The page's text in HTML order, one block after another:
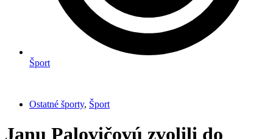
Šport
Ostatné športy, Šport
Janu Palovičovú zvolili do